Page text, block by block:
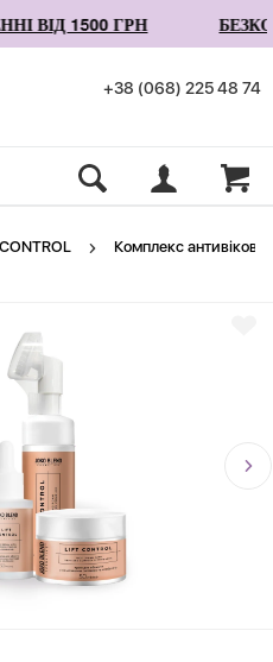
1500 ГРН
+38 (068) 225 48 74
Комплекс